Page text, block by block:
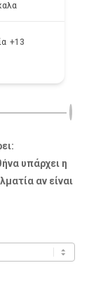
+13
υπάρχει η
αν είναι